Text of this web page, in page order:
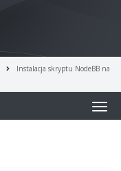
Instalacja skryptu NodeBB na